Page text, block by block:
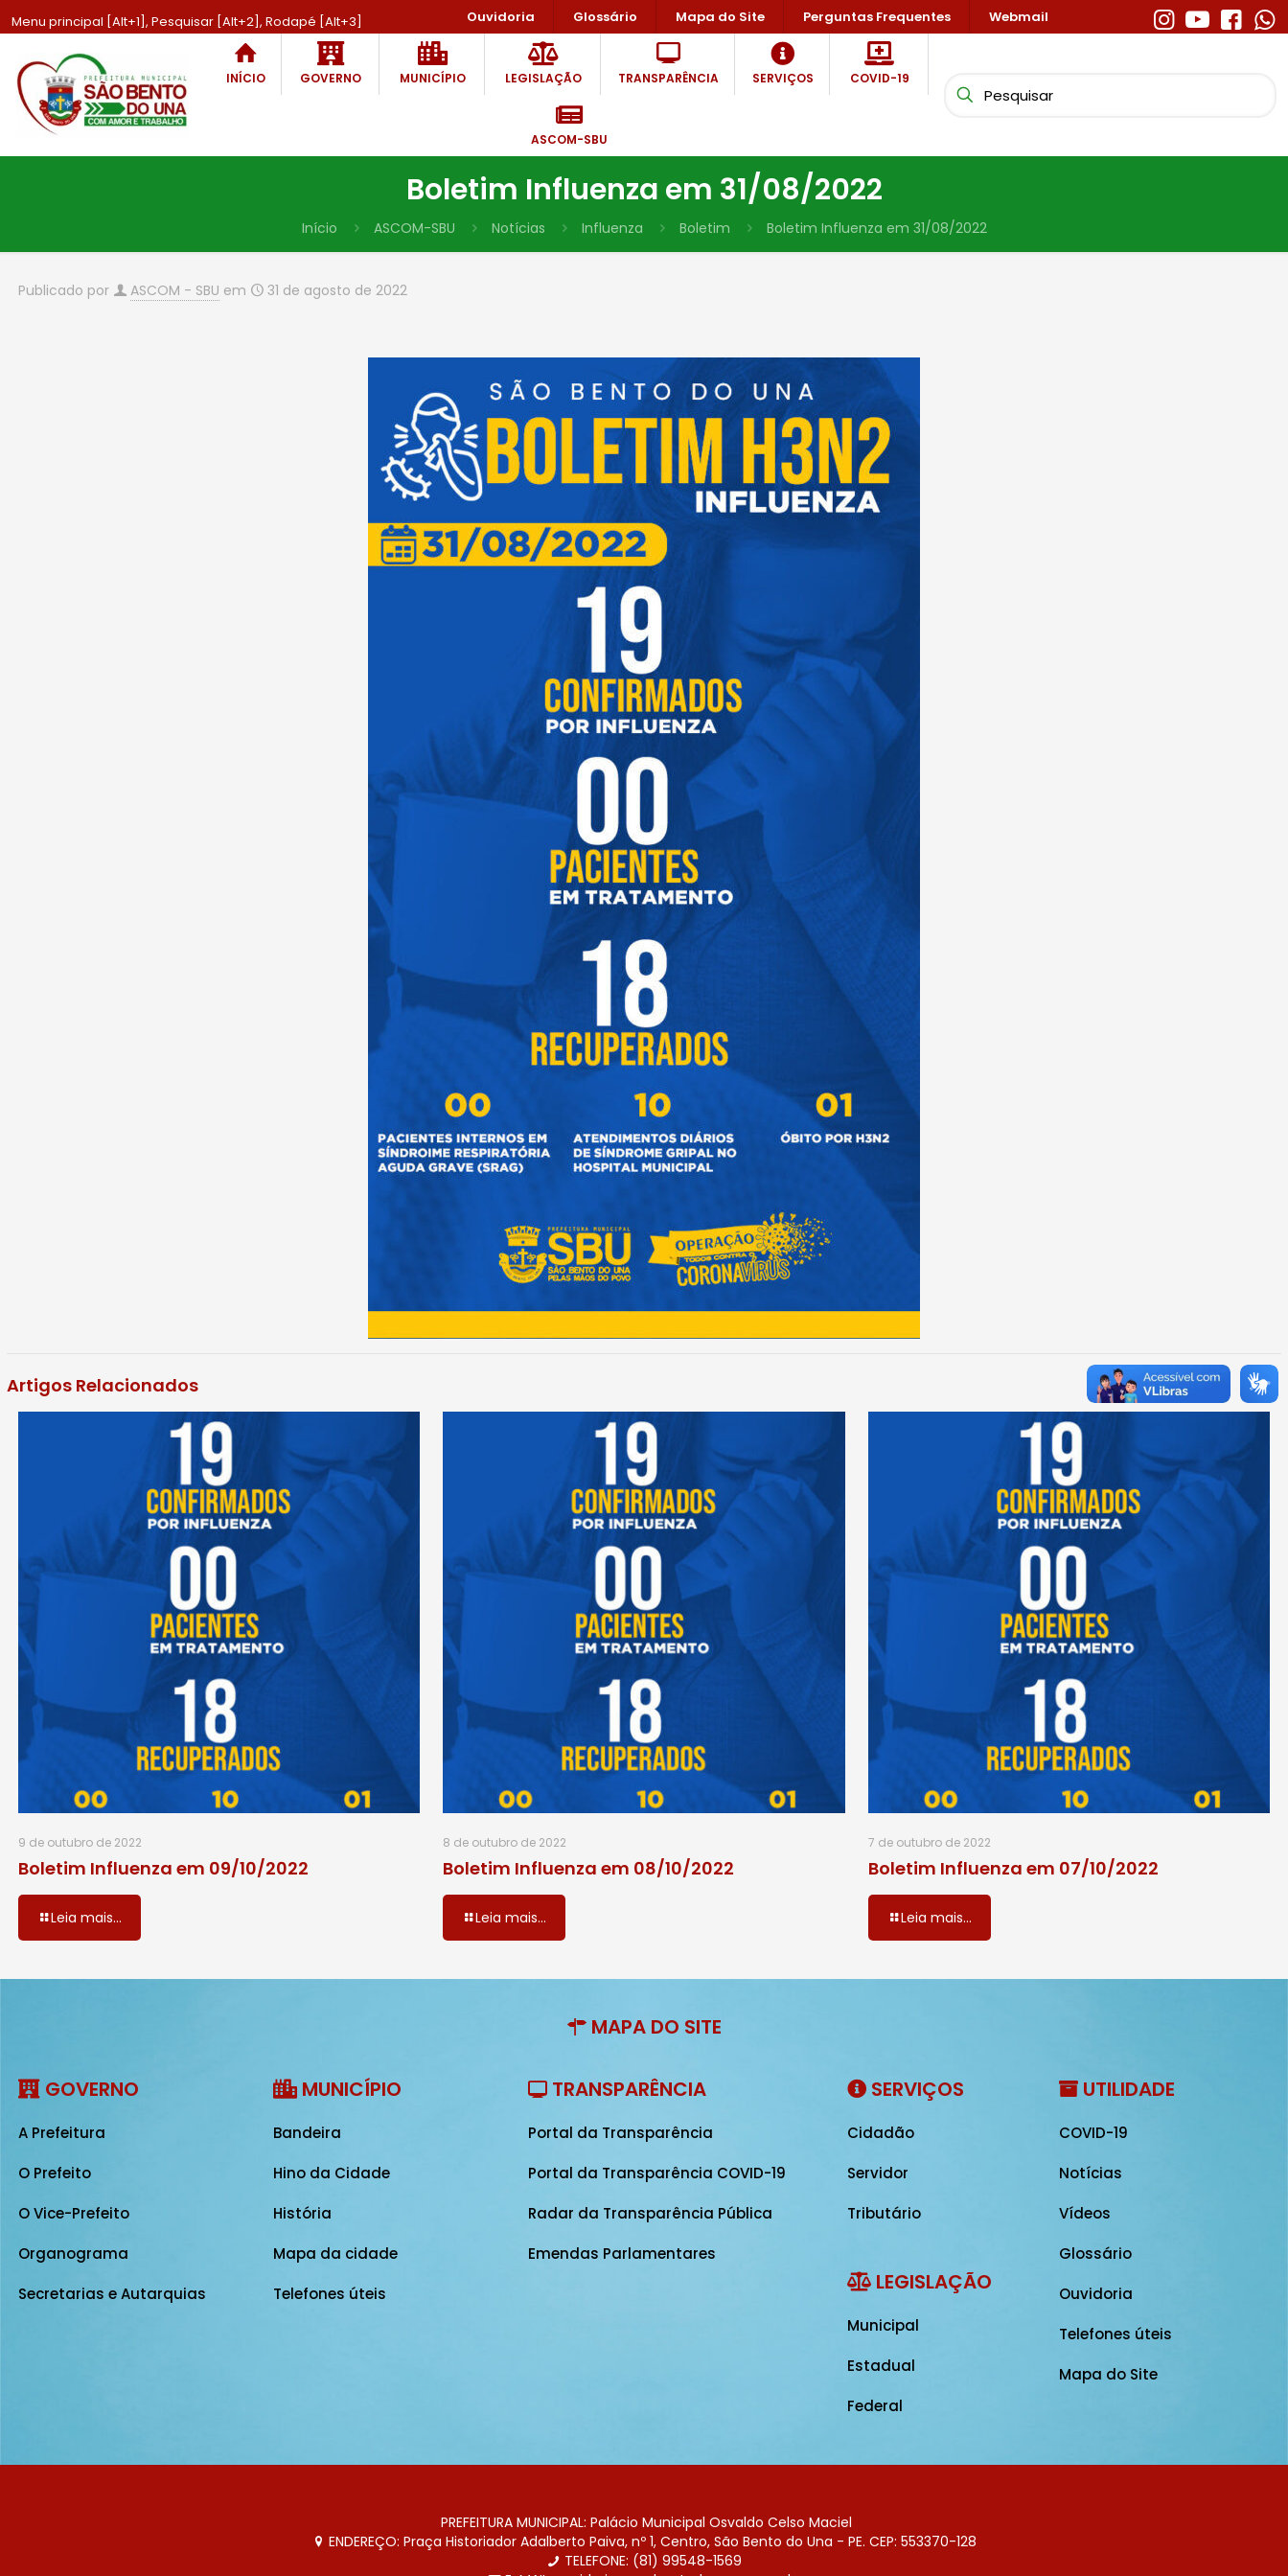
Menu principal [Alt+1], Pesquisar [Alt+2], Rodapé [Alt+3] Ouvidoria Glossário Mapa do Site Perguntas Frequentes Webmail
INÍCIO GOVERNO MUNICÍPIO LEGISLAÇÃO TRANSPARÊNCIA SERVIÇOS COVID-19
ASCOM-SBU
Boletim Influenza em 31/08/2022
Início ASCOM-SBU Notícias Influenza Boletim Boletim Influenza em 31/08/2022
Publicado por ASCOM - SBU em 31 de agosto de 2022
Artigos Relacionados
9 de outubro de 2022
Boletim Influenza em 09/10/2022
Leia mais...
8 de outubro de 2022
Boletim Influenza em 08/10/2022
Leia mais...
7 de outubro de 2022
Boletim Influenza em 07/10/2022
Leia mais...
MAPA DO SITE
GOVERNO
A Prefeitura
O Prefeito
O Vice-Prefeito
Organograma
Secretarias e Autarquias
MUNICÍPIO
Bandeira
Hino da Cidade
História
Mapa da cidade
Telefones úteis
TRANSPARÊNCIA
Portal da Transparência
Portal da Transparência COVID-19
Radar da Transparência Pública
Emendas Parlamentares
SERVIÇOS
Cidadão
Servidor
Tributário
LEGISLAÇÃO
Municipal
Estadual
Federal
UTILIDADE
COVID-19
Notícias
Vídeos
Glossário
Ouvidoria
Telefones úteis
Mapa do Site
PREFEITURA MUNICIPAL: Palácio Municipal Osvaldo Celso Maciel
ENDEREÇO: Praça Historiador Adalberto Paiva, nº 1, Centro, São Bento do Una - PE. CEP: 553370-128
TELEFONE: (81) 99548-1569